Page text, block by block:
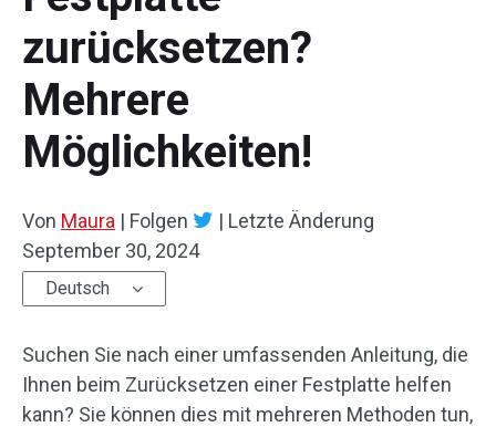
zurücksetzen?
Mehrere
Möglichkeiten!
Von Maura | Folgen | Letzte Änderung
September 30, 2024
Deutsch
Suchen Sie nach einer umfassenden Anleitung, die
Ihnen beim Zurücksetzen einer Festplatte helfen
kann? Sie können dies mit mehreren Methoden tun,